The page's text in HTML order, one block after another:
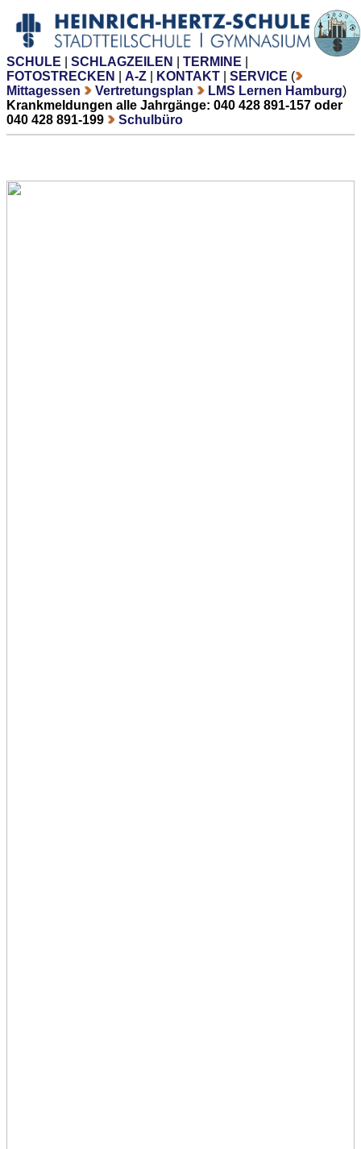
SCHULE SCHLAGZEILEN TERMINE
FOTOSTRECKEN
A-Z KONTAKT SERVICE (
Mittagessen
Vertretungsplan LMS Lernen Hamburg)
Krankmeldungen alle Jahrgänge: 040 428 891-157 oder
040 428 891-199
Schulbüro